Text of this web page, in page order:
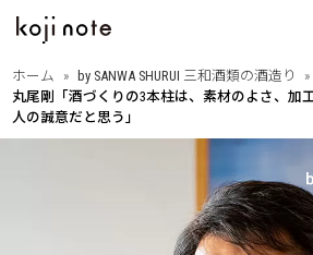
koji noteとは
・大分
・相原
ホーム
by SANWA SHURUI 三和酒類の酒造り
丸尾剛「酒づくりの3本柱は、素材のよさ、加
人の誠意だと思う」